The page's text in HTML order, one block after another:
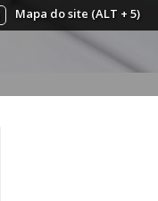
Mapa do site (ALT + 5)